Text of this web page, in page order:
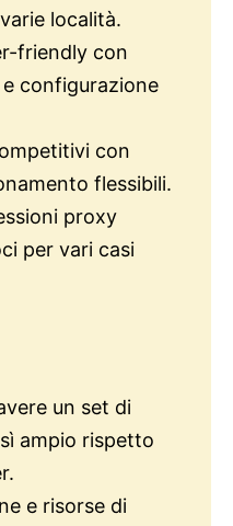
località.
friendly con
configurazione
con
flessibili.
proxy
per vari casi
un set di
ampio rispetto
e risorse di